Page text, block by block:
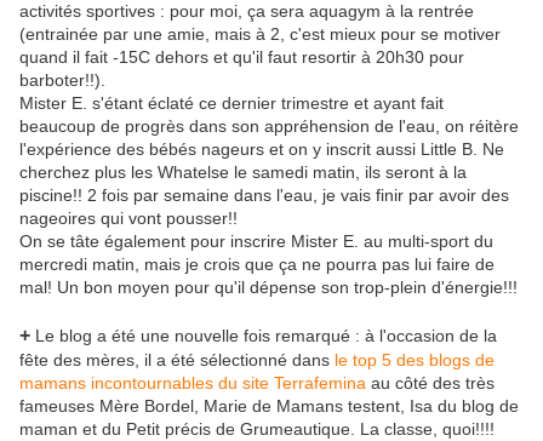
activités sportives : pour moi, ça sera aquagym à la rentrée
(entrainée par une amie, mais à 2, c'est mieux pour se motiver
quand il fait -15C dehors et qu'il faut resortir à 20h30 pour
barboter!!).
Mister E. s'étant éclaté ce dernier trimestre et ayant fait
beaucoup de progrès dans son appréhension de l'eau, on réitère
l'expérience des bébés nageurs et on y inscrit aussi Little B. Ne
cherchez plus les Whatelse le samedi matin, ils seront à la
piscine!! 2 fois par semaine dans l'eau, je vais finir par avoir des
nageoires qui vont pousser!!
On se tâte également pour inscrire Mister E. au multi-sport du
mercredi matin, mais je crois que ça ne pourra pas lui faire de
mal! Un bon moyen pour qu'il dépense son trop-plein d'énergie!!!
+ Le blog a été une nouvelle fois remarqué : à l'occasion de la
fête des mères, il a été sélectionné dans le top 5 des blogs de
mamans incontournables du site Terrafemina au côté des très
fameuses Mère Bordel, Marie de Mamans testent, Isa du blog de
maman et du Petit précis de Grumeautique. La classe, quoi!!!!